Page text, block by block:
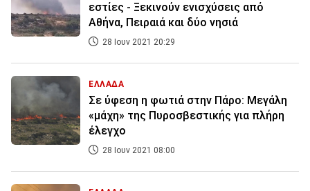
εστίες - Ξεκινούν ενισχύσεις από
Αθήνα, Πειραιά και δύο νησιά
28 Ιουν 2021 20:29
ΕΛΛΑΔΑ
Σε ύφεση η φωτιά στην Πάρο: Μεγάλη
«μάχη» της Πυροσβεστικής για πλήρη
έλεγχο
28 Ιουν 2021 08:00